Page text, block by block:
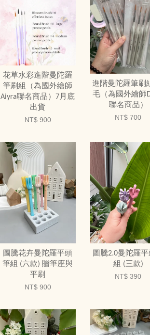
花草水彩進階曼陀羅
筆刷組（為國外繪師
Aiyra聯名商品）7月底
出貨
NT$ 900
進階曼陀羅筆刷
毛（為國外繪師
聯名商品）
NT$ 700
圖騰花卉曼陀羅平頭
筆組 (六款) 贈筆座與
平刷
NT$ 900
圖騰2.0曼陀羅
組 (三款)
NT$ 390